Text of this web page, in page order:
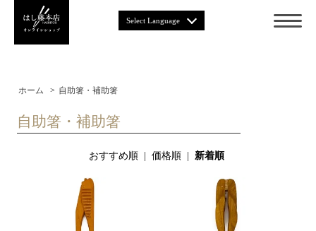
Select Language
ホーム > 自助箸・補助箸
自助箸・補助箸
おすすめ順| 価格順| 新着順